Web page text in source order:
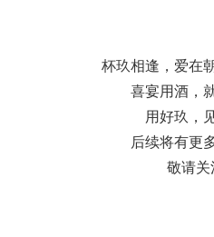
杯玖相逢，爱在
喜宴用酒，
用好玖，
后续将有更
敬请关